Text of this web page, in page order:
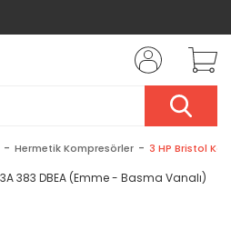
Hermetik Kompresörler 3 HP Bristol